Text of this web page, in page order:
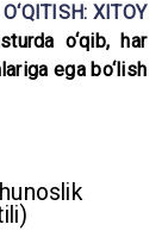
XITOY
o‘qib, har
ega bo‘lish